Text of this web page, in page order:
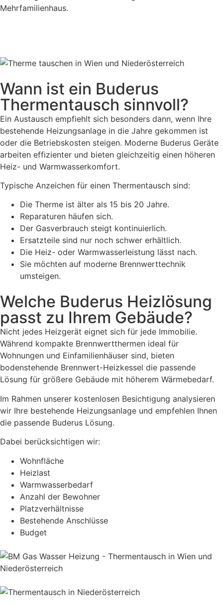
Mehrfamilienhaus.
Wann ist ein Buderus
Thermentausch sinnvoll?
Ein Austausch empfiehlt sich besonders dann, wenn Ihre
bestehende Heizungsanlage in die Jahre gekommen ist
oder die Betriebskosten steigen. Moderne Buderus Geräte
arbeiten effizienter und bieten gleichzeitig einen höheren
Heiz- und Warmwasserkomfort.
Typische Anzeichen für einen Thermentausch sind:
Die Therme ist älter als 15 bis 20 Jahre.
Reparaturen häufen sich.
Der Gasverbrauch steigt kontinuierlich.
Ersatzteile sind nur noch schwer erhältlich.
Die Heiz- oder Warmwasserleistung lässt nach.
Sie möchten auf moderne Brennwerttechnik
umsteigen.
Welche Buderus Heizlösung
passt zu Ihrem Gebäude?
Nicht jedes Heizgerät eignet sich für jede Immobilie.
Während kompakte Brennwertthermen ideal für
Wohnungen und Einfamilienhäuser sind, bieten
bodenstehende Brennwert-Heizkessel die passende
Lösung für größere Gebäude mit höherem Wärmebedarf.
Im Rahmen unserer kostenlosen Besichtigung analysieren
wir Ihre bestehende Heizungsanlage und empfehlen Ihnen
die passende Buderus Lösung.
Dabei berücksichtigen wir:
Wohnfläche
Heizlast
Warmwasserbedarf
Anzahl der Bewohner
Platzverhältnisse
Bestehende Anschlüsse
Budget